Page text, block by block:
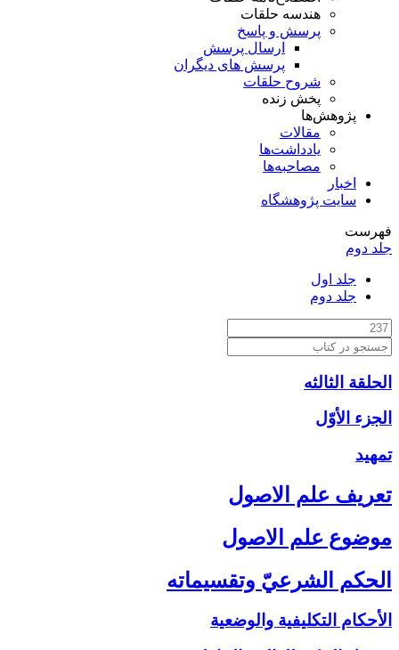
هندسه حلقات
پرسش و پاسخ
ارسال پرسش
پرسش های دیگران
شروح حلقات
پخش زنده
پژوهش‌ها
مقالات
یادداشت‌ها
مصاحبه‌ها
اخبار
سایت پژوهشگاه
فهرست
جلد دوم
جلد اول
جلد دوم
الحلقة الثالثه
الجزء الأوّل‏
تمهيد
تعريف علم الاصول‏
موضوع علم الاصول‏
الحكم الشرعيّ وتقسيماته‏
الأحكام التكليفية والوضعية